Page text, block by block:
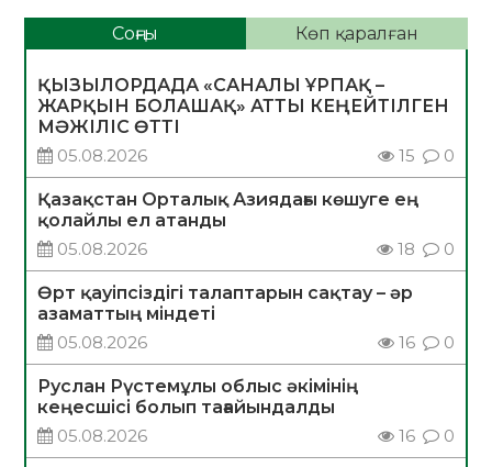
Соңғы Көп қаралған
ҚЫЗЫЛОРДАДА «САНАЛЫ ҰРПАҚ –
ЖАРҚЫН БОЛАШАҚ» АТТЫ КЕҢЕЙТІЛГЕН
МӘЖІЛІС ӨТТІ
05.08.2026
15 0
Қазақстан Орталық Азиядағы көшуге ең
қолайлы ел атанды
05.08.2026
18 0
Өрт қауіпсіздігі талаптарын сақтау – әр
азаматтың міндеті
05.08.2026
16 0
Руслан Рүстемұлы облыс әкімінің
кеңесшісі болып тағайындалды
05.08.2026
16 0